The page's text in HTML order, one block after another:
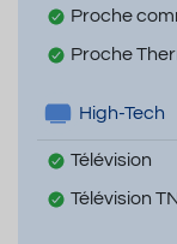
Proche
Proche
High-Tech
Télévision
Télévision